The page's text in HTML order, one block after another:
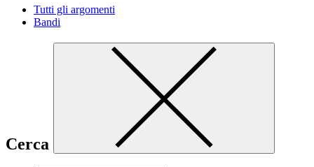
Tutti gli argomenti
Bandi
Cerca